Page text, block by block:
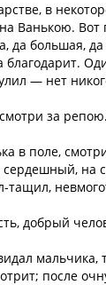
в
Ванькою. Вот
да большая,
благодарит.
— нет
за репою.
в поле,
сердешный, на
тащил,
добрый
мальчика,
после